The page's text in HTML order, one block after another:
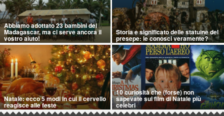
Abbiamo adottato 23 bambini del
Madagascar, ma ci serve ancora il
vostro aiuto!
Storia e significato delle statuine del
presepe: le conosci veramente?
Natale: ecco 5 modi in cui il cervello
reagisce alle feste
10 curiosità che (forse) non
sapevate sui film di Natale più
celebri